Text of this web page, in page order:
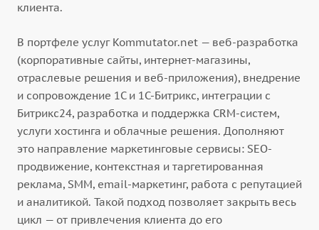
клиента.
В портфеле услуг Kommutator.net — веб-разработка
(корпоративные сайты, интернет-магазины,
отраслевые решения и веб-приложения), внедрение
и сопровождение 1С и 1С-Битрикс, интеграции с
Битрикс24, разработка и поддержка CRM-систем,
услуги хостинга и облачные решения. Дополняют
это направление маркетинговые сервисы: SEO-
продвижение, контекстная и таргетированная
реклама, SMM, email-маркетинг, работа с репутацией
и аналитикой. Такой подход позволяет закрыть весь
цикл — от привлечения клиента до его